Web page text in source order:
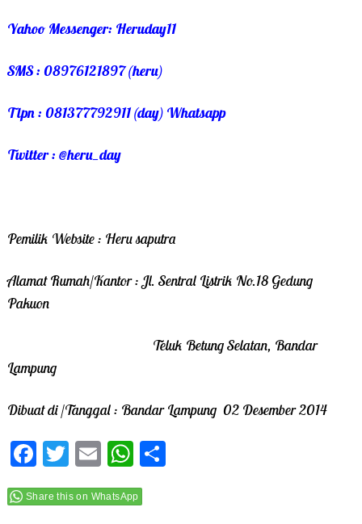
Yahoo Messenger: Heruday11
SMS : 08976121897 (heru)
Tlpn : 081377792911 (day) Whatsapp
Twitter : @heru_day
Pemilik Website : Heru saputra
Alamat Rumah/Kantor : Jl. Sentral Listrik No.18 Gedung
Pakuon
Teluk Betung Selatan, Bandar
Lampung
Dibuat di /Tanggal : Bandar Lampung 02 Desember 2014
F
a
c
T
w
itt
E
m
ai
W
h
at
S
Share this on WhatsApp